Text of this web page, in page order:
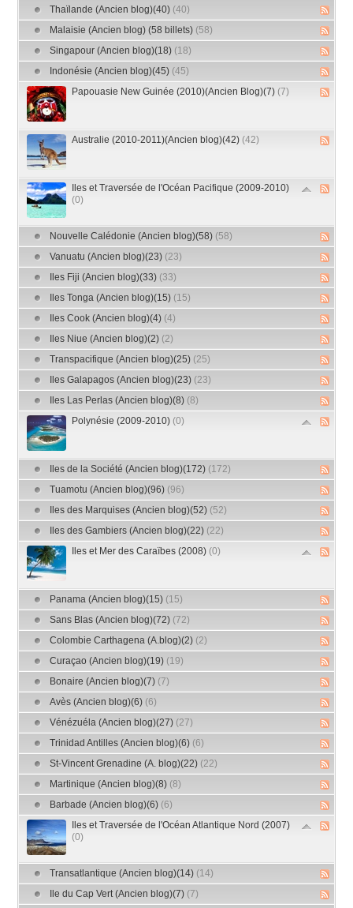
Thaïlande (Ancien blog)(40) (40)
Malaisie (Ancien blog) (58 billets) (58)
Singapour (Ancien blog)(18) (18)
Indonésie (Ancien blog)(45) (45)
Papouasie New Guinée (2010)(Ancien Blog)(7) (7)
Australie (2010-2011)(Ancien blog)(42) (42)
Iles et Traversée de l'Océan Pacifique (2009-2010)
(0)
Nouvelle Calédonie (Ancien blog)(58) (58)
Vanuatu (Ancien blog)(23) (23)
Iles Fiji (Ancien blog)(33) (33)
Iles Tonga (Ancien blog)(15) (15)
Iles Cook (Ancien blog)(4) (4)
Iles Niue (Ancien blog)(2) (2)
Transpacifique (Ancien blog)(25) (25)
Iles Galapagos (Ancien blog)(23) (23)
Iles Las Perlas (Ancien blog)(8) (8)
Polynésie (2009-2010) (0)
Iles de la Société (Ancien blog)(172) (172)
Tuamotu (Ancien blog)(96) (96)
Iles des Marquises (Ancien blog)(52) (52)
Iles des Gambiers (Ancien blog)(22) (22)
Iles et Mer des Caraïbes (2008) (0)
Panama (Ancien blog)(15) (15)
Sans Blas (Ancien blog)(72) (72)
Colombie Carthagena (A.blog)(2) (2)
Curaçao (Ancien blog)(19) (19)
Bonaire (Ancien blog)(7) (7)
Avès (Ancien blog)(6) (6)
Vénézuéla (Ancien blog)(27) (27)
Trinidad Antilles (Ancien blog)(6) (6)
St-Vincent Grenadine (A. blog)(22) (22)
Martinique (Ancien blog)(8) (8)
Barbade (Ancien blog)(6) (6)
Iles et Traversée de l'Océan Atlantique Nord (2007)
(0)
Transatlantique (Ancien blog)(14) (14)
Ile du Cap Vert (Ancien blog)(7) (7)